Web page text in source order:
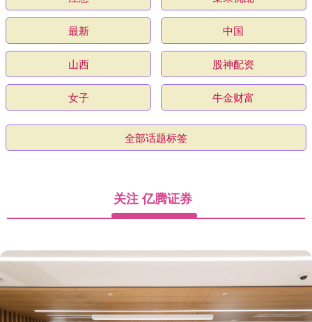
最新 中国
山西 股神配资
女子 牛金财富
全部话题标签
关注 亿腾证券